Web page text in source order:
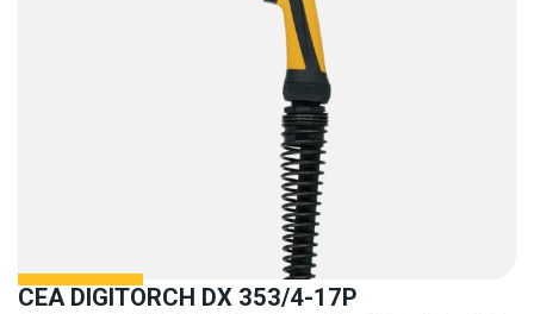
CEA DIGITORCH DX 353/4-17P